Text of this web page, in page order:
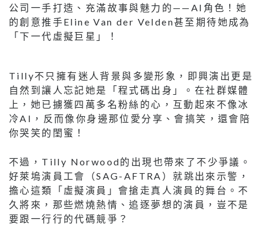
公司一手打造、充滿故事與魅力的——AI角色！她
的創意推手Eline Van der Velden甚至期待她成為
「下一代虛擬巨星」！
Tilly不只擁有迷人背景與多變形象，即興演出更是
自然到讓人忘記她是「程式碼出身」。在社群媒體
上，她已擄獲四萬多名粉絲的心，互動起來不像冰
冷AI，反而像你身邊那位愛分享、會搞笑，還會陪
你哭笑的閨蜜！
不過，Tilly Norwood的出現也帶來了不少爭議。
好萊塢演員工會（SAG-AFTRA）就跳出來示警，
擔心這類「虛擬演員」會搶走真人演員的舞台。不
久將來，那些燃燒熱情、追逐夢想的演員，豈不是
要跟一行行的代碼競爭？